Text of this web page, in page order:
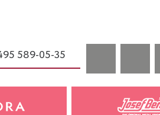
589-05-35